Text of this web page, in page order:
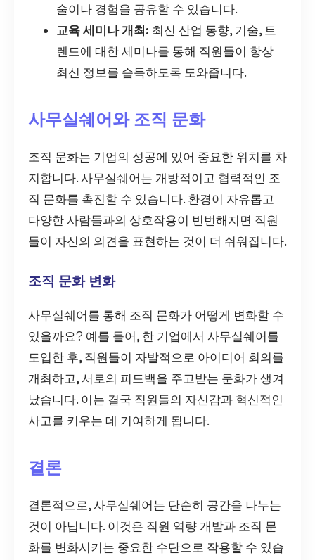
술이나 경험을 공유할 수 있습니다.
교육 세미나 개최: 최신 산업 동향, 기술, 트
렌드에 대한 세미나를 통해 직원들이 항상
최신 정보를 습득하도록 도와줍니다.
사무실쉐어와 조직 문화
조직 문화는 기업의 성공에 있어 중요한 위치를 차
지합니다. 사무실쉐어는 개방적이고 협력적인 조
직 문화를 촉진할 수 있습니다. 환경이 자유롭고
다양한 사람들과의 상호작용이 빈번해지면 직원
들이 자신의 의견을 표현하는 것이 더 쉬워집니다.
조직 문화 변화
사무실쉐어를 통해 조직 문화가 어떻게 변화할 수
있을까요? 예를 들어, 한 기업에서 사무실쉐어를
도입한 후, 직원들이 자발적으로 아이디어 회의를
개최하고, 서로의 피드백을 주고받는 문화가 생겨
났습니다. 이는 결국 직원들의 자신감과 혁신적인
사고를 키우는 데 기여하게 됩니다.
결론
결론적으로, 사무실쉐어는 단순히 공간을 나누는
것이 아닙니다. 이것은 직원 역량 개발과 조직 문
화를 변화시키는 중요한 수단으로 작용할 수 있습